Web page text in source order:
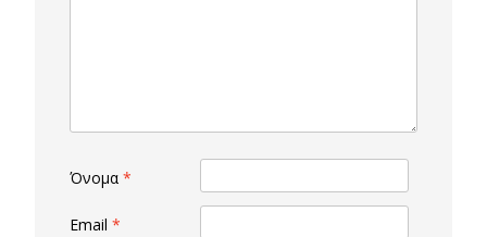
Όνομα *
Email *